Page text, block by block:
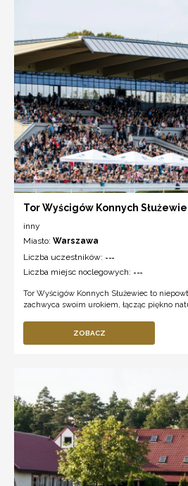
Tor Wyścigów Konnych
inny
Miasto: Warszawa
Liczba uczestników: ---
Liczba miejsc noclegowych: ---
Tor Wyścigów Konnych Służewiec to
zachwyca swoim urokiem, łącząc piękno
ZOBACZ